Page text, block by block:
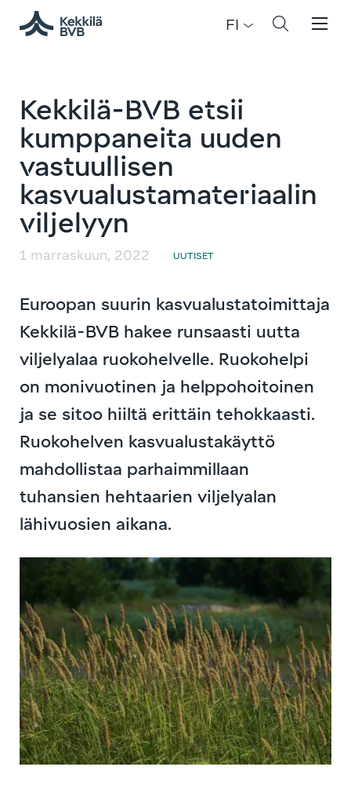
FI
Kekkilä-BVB etsii
kumppaneita uuden
vastuullisen
kasvualustamateriaalin
viljelyyn
1 marraskuun, 2022 UUTISET
Euroopan suurin kasvualustatoimittaja
Kekkilä-BVB hakee runsaasti uutta
viljelyalaa ruokohelvelle. Ruokohelpi
on monivuotinen ja helppohoitoinen
ja se sitoo hiiltä erittäin tehokkaasti.
Ruokohelven kasvualustakäyttö
mahdollistaa parhaimmillaan
tuhansien hehtaarien viljelyalan
lähivuosien aikana.